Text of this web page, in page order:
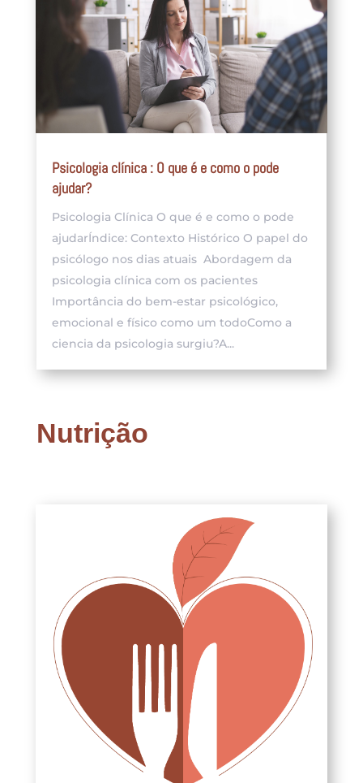
Psicologia clínica : O que é e como o pode
ajudar?
Psicologia Clínica O que é e como o pode
ajudarÍndice: Contexto Histórico O papel do
psicólogo nos dias atuais Abordagem da
psicologia clínica com os pacientes
Importância do bem-estar psicológico,
emocional e físico como um todoComo a
ciencia da psicologia surgiu?A...
Nutrição